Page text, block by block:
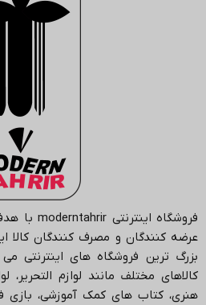
فروشگاه اینترنتی moderntahrir با
عرضه کنندگان و مصرف کنندگان کالا
بزرگ ترین فروشگاه های اینترنتی
کالاهای مختلف مانند لوازم التحریر،
هنری، کتاب های کمک آموزشی، بازی